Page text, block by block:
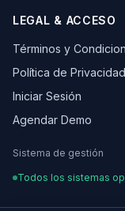
LEGAL & ACCESO
Términos y
Política de Privacidad
Iniciar Sesión
Agendar Demo
Sistema de gestión
Todos los sistemas